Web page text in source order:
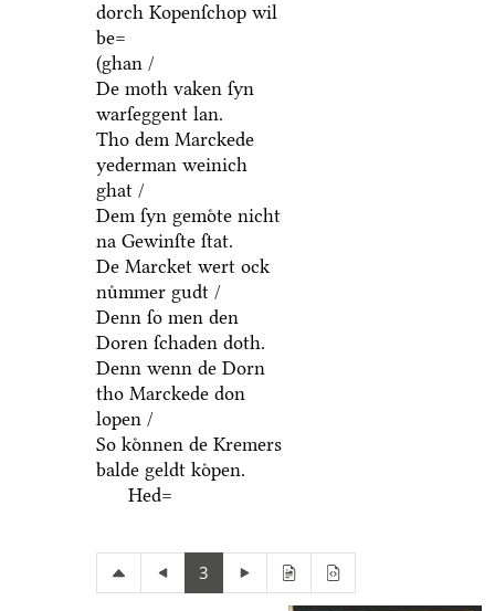
dorch Kopenſchop wil
be=
(ghan /
De moth vaken ſyn
warſeggent lan.
Tho dem Marckede
yederman weinich
ghat /
Dem ſyn gemoͤte nicht
na Gewinſte ſtat.
De Marcket wert ock
nuͤmmer gudt /
Denn ſo men den
Doren ſchaden doth.
Denn wenn de Dorn
tho Marckede don
lopen /
So koͤnnen de Kremers
balde geldt koͤpen.
Hed=
3